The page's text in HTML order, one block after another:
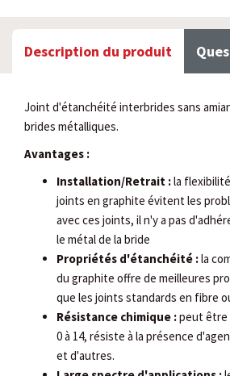
Description du produit
Joint d'étanchéité interbrides sans
brides métalliques.
Avantages :
Installation/Retrait :la
joints en graphite évitent les
avec ces joints, il n'y a pas
le métal de la bride
Propriétés d'étanchéité :la
du graphite offre de meilleures
que les joints standards en fibre
Résistance chimique :peut être
0 à 14, résiste à la présence
et d'autres.